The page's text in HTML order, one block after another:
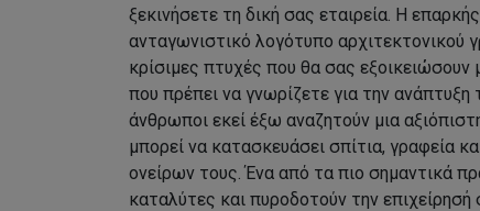
ξεκινήσετε τη δική σας εταιρεία. Η
ανταγωνιστικό λογότυπο αρχιτεκτονικού
κρίσιμες πτυχές που θα σας
που πρέπει να γνωρίζετε για την ανάπτυξη
άνθρωποι εκεί έξω αναζητούν μια
μπορεί να κατασκευάσει σπίτια, γραφεία
ονείρων τους. Ένα από τα πιο σημαντικά
καταλύτες και πυροδοτούν την επιχείρησή